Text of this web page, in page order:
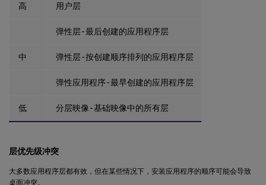
高 用户层
弹性层 - 最后创建的应用程序层
中 弹性层 - 按创建顺序排列的应用程序层
弹性应用程序 - 最早创建的应用程序层
低 分层映像 - 基础映像中的所有层
层优先级冲突
大多数应用程序层都有效，但在某些情况下，安装应用程序的顺序可能会导致
桌面冲突。